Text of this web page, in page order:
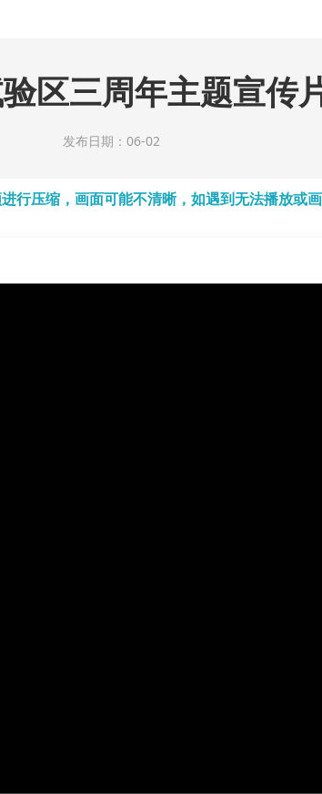
区三周年主题宣传
发布日期：06-02
行压缩，画面可能不清晰，如遇到无法播放或